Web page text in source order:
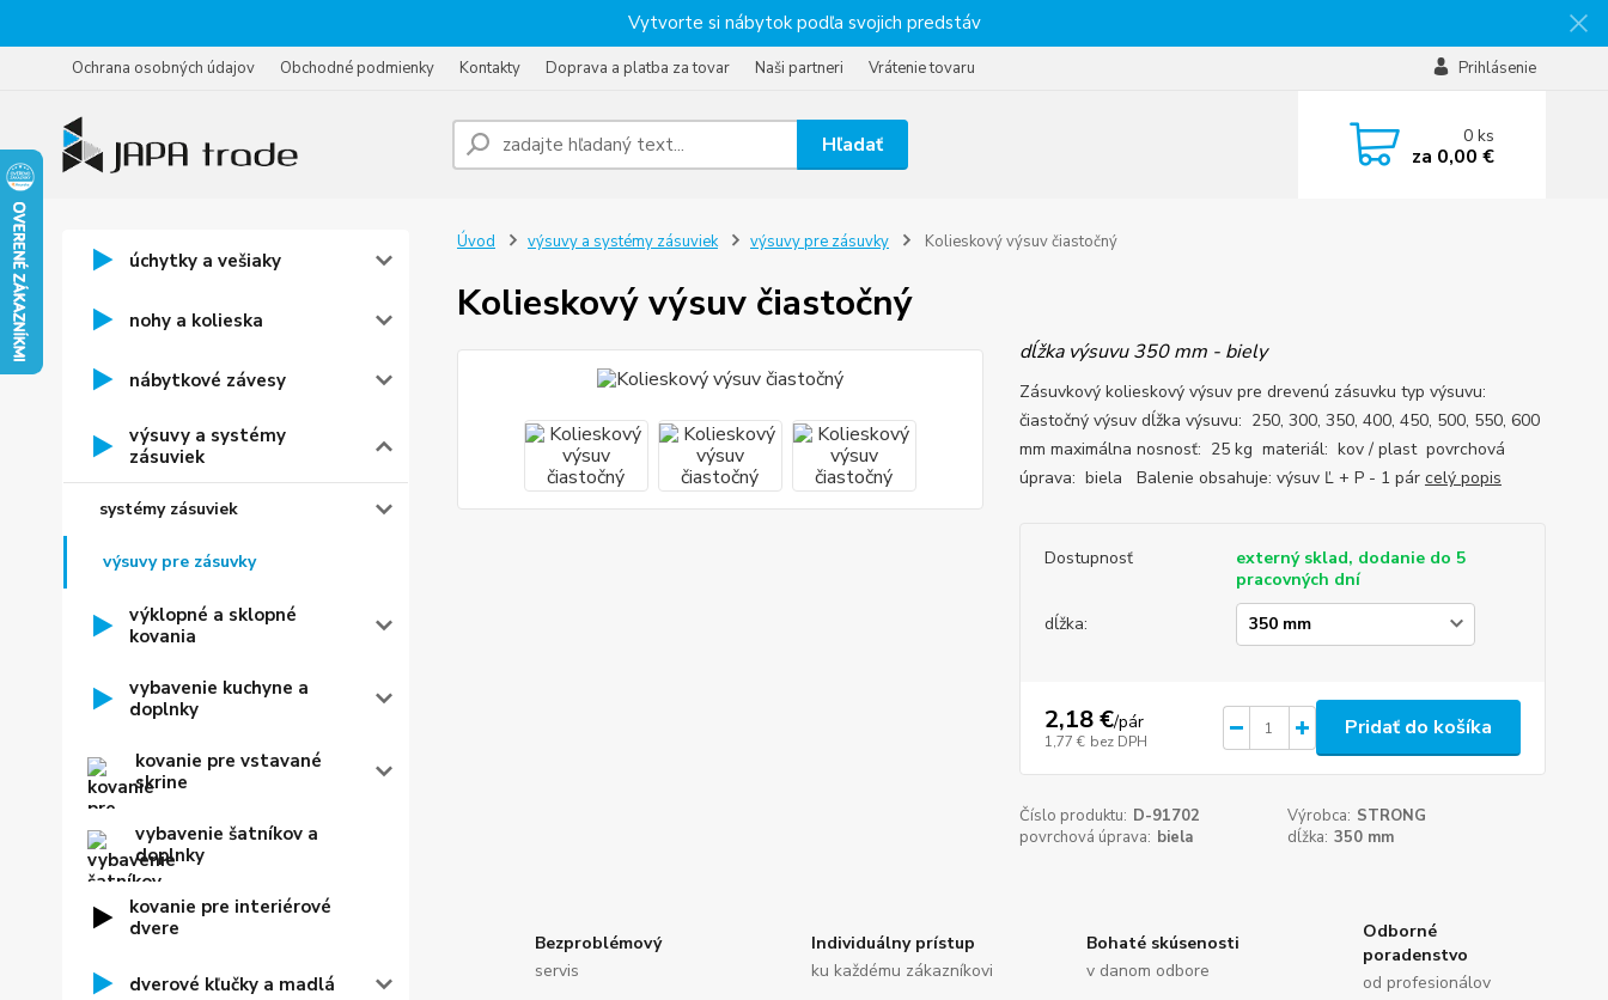
Vytvorte si nábytok podľa svojich predstáv
Ochrana osobných údajov Obchodné podmienky Kontakty Doprava a platba za tovar Naši partneri Vrátenie tovaru Prihlásenie
Hľadať 0ks
za 0,00 €
úchytky a vešiaky
nohy a kolieska
nábytkové závesy
výsuvy a systémy
zásuviek
systémy zásuviek
výsuvy pre zásuvky
výklopné a sklopné
kovania
vybavenie kuchyne a
doplnky
kovanie pre vstavané
skrine
vybavenie šatníkov a
doplnky
kovanie pre interiérové
dvere
dverové kľučky a madlá
Úvod výsuvy a systémy zásuviek výsuvy pre zásuvky Kolieskový výsuv čiastočný
Kolieskový výsuv čiastočný
dĺžka výsuvu 350 mm - biely
Zásuvkový kolieskový výsuv pre drevenú zásuvku typ výsuvu:
čiastočný výsuv dĺžka výsuvu: 250, 300, 350, 400, 450, 500, 550, 600
mm maximálna nosnosť: 25 kg materiál: kov / plast povrchová
úprava: biela Balenie obsahuje: výsuv Ľ + P - 1 pár celý popis
Dostupnosť
externý sklad, dodanie do 5
pracovných dní
dĺžka:
2,18 €/pár
1,77 € bez DPH
Pridať do košíka
Číslo produktu: D-91702 Výrobca: STRONG
povrchová úprava: biela dĺžka: 350 mm
Bezproblémový
servis
Individuálny prístup
ku každému zákazníkovi
Bohaté skúsenosti
v danom odbore
Odborné
poradenstvo
od profesionálov